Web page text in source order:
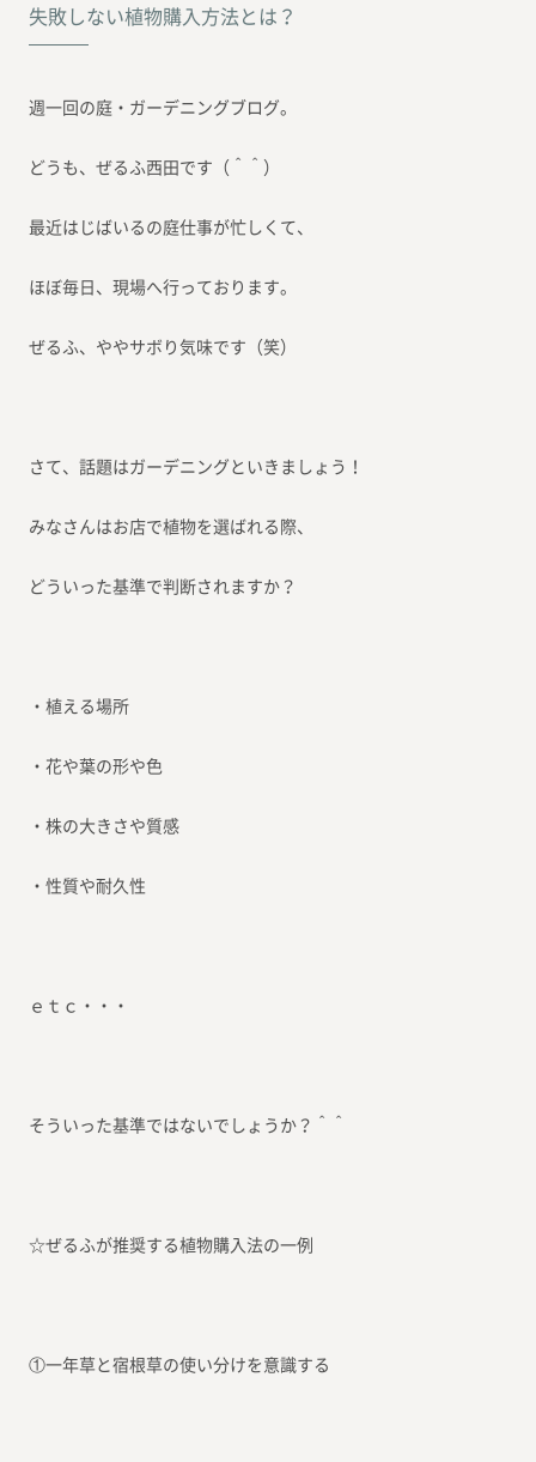
失敗しない植物購入方法とは？
週一回の庭・ガーデニングブログ。
どうも、ぜるふ西田です（＾＾）
最近はじばいるの庭仕事が忙しくて、
ほぼ毎日、現場へ行っております。
ぜるふ、ややサボり気味です（笑）
さて、話題はガーデニングといきましょう！
みなさんはお店で植物を選ばれる際、
どういった基準で判断されますか？
・植える場所
・花や葉の形や色
・株の大きさや質感
・性質や耐久性
ｅｔｃ・・・
そういった基準ではないでしょうか？＾＾
☆ぜるふが推奨する植物購入法の一例
①一年草と宿根草の使い分けを意識する